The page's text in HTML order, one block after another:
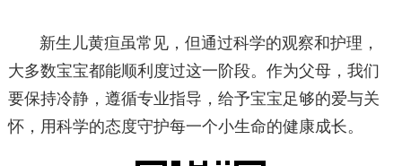
新生儿黄疸虽常见，但通过科学的观察和护理，
大多数宝宝都能顺利度过这一阶段。作为父母，我们
要保持冷静，遵循专业指导，给予宝宝足够的爱与关
怀，用科学的态度守护每一个小生命的健康成长。